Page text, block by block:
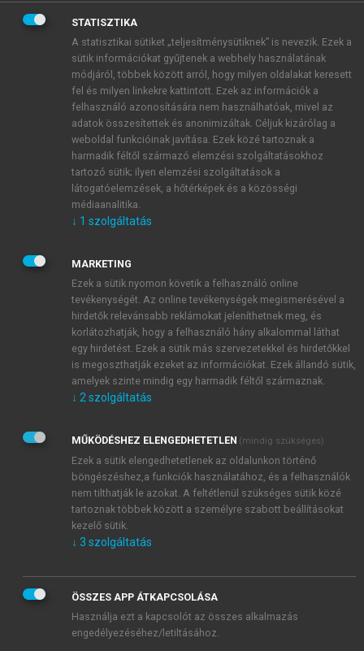
BELÉPÉS SAJÁT FIÓKKAL
ÚJ FIÓK LÉTREHOZÁSA
1 óra díjmentes hozzáférés
E-MAIL-CÍM
JELSZÓ
JELSZÓ ÚJRA
Kérek értesítést a MeRSZ újdonságairól, akcióiról.
Kérek értesítést az Akadémiai Kiadó Zrt. újdonságairól,
Adatkezelési tájékoztatóbanfoglaltakat tudomásul
veszem és elfogadom.
Általános vásárlási feltételeket, valamint a szotar.netés a
mersz.huoldalak licencszerződéseiben foglaltakat
tudomásul veszem és elfogadom.
KIPRÓBÁLOM
STATISZTIKA
A statisztikai sütiket „teljesítménysütiknek” is nevezik. Ezek a
sütik információkat gyűjtenek a webhely használatának
módjáról, többek között arról, hogy milyen oldalakat keresett
fel és milyen linkekre kattintott. Ezek az információk a
felhasználó azonosítására nem használhatóak, mivel az
adatok összesítettek és anonimizáltak. Céljuk kizárólag a
weboldal funkcióinak javítása. Ezek közé tartoznak a
harmadik féltől származó elemzési szolgáltatásokhoz
tartozó sütik; ilyen elemzési szolgáltatások a
látogatóelemzések, a hőtérképek és a közösségi
médiaanalitika.
↓ 1 szolgáltatás
MARKETING
Ezek a sütik nyomon követik a felhasználó online
tevékenységét. Az online tevékenységek megismerésével a
hirdetők relevánsabb reklámokat jeleníthetnek meg, és
korlátozhatják, hogy a felhasználó hány alkalommal láthat
egy hirdetést. Ezek a sütik más szervezetekkel és hirdetőkkel
is megoszthatják ezeket az információkat. Ezek állandó sütik,
amelyek szinte mindig egy harmadik féltől származnak.
↓ 2 szolgáltatás
MŰKÖDÉSHEZ ELENGEDHETETLEN (mindig szükséges)
Ezek a sütik elengedhetetlenek az oldalunkon történő
böngészéshez,a funkciók használatához, és a felhasználók
nem tilthatják le azokat. A feltétlenül szükséges sütik közé
tartoznak többek között a személyre szabott beállításokat
kezelő sütik.
↓ 3 szolgáltatás
ÖSSZES APP ÁTKAPCSOLÁSA
Használja ezt a kapcsolót az összes alkalmazás
engedélyezéséhez/letiltásához.